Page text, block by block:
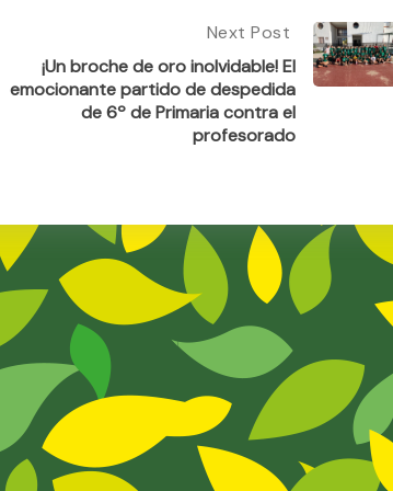
Next
Post:
¡Un
Broche
De
Emocionante
Partido
De
Despedida
De
6º
Primaria
Contra
El
Profesorado
Next Post
¡Un broche de oro inolvidable! El
emocionante partido de despedida
de 6º de Primaria contra el
profesorado